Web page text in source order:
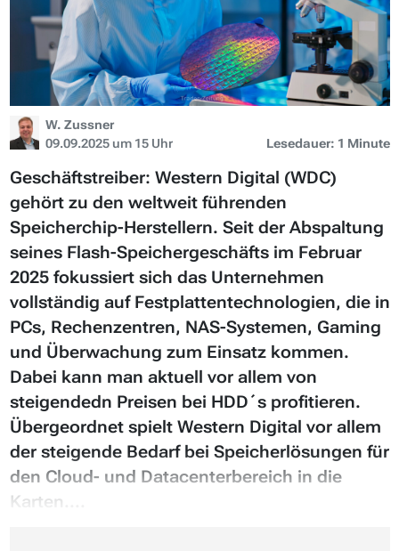
W. Zussner
09.09.2025 um 15 Uhr
Lesedauer: 1 Minute
Geschäftstreiber: Western Digital (WDC)
gehört zu den weltweit führenden
Speicherchip-Herstellern. Seit der Abspaltung
seines Flash-Speichergeschäfts im Februar
2025 fokussiert sich das Unternehmen
vollständig auf Festplattentechnologien, die in
PCs, Rechenzentren, NAS-Systemen, Gaming
und Überwachung zum Einsatz kommen.
Dabei kann man aktuell vor allem von
steigendedn Preisen bei HDD´s profitieren.
Übergeordnet spielt Western Digital vor allem
der steigende Bedarf bei Speicherlösungen für
den Cloud- und Datacenterbereich in die
Karten....